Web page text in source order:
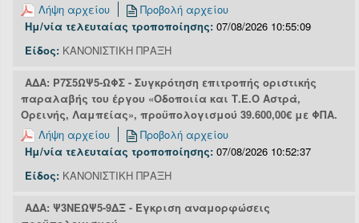
Λήψη αρχείου
Προβολή αρχείου
Ημ/νία τελευταίας τροποποίησης: 07/08/2026 10:55:09
Είδος: ΚΑΝΟΝΙΣΤΙΚΗ ΠΡΑΞΗ
ΑΔΑ: Ρ7Σ5ΩΨ5-ΩΦΣ - Συγκρότηση επιτροπής οριστικής
παραλαβής του έργου «Οδοποιία και Τ.Ε.Ο Αστρά,
Ορεινής, Λαμπείας», προϋπολογισμού 39.600,00€ με ΦΠΑ.
Λήψη αρχείου
Προβολή αρχείου
Ημ/νία τελευταίας τροποποίησης: 07/08/2026 10:52:37
Είδος: ΚΑΝΟΝΙΣΤΙΚΗ ΠΡΑΞΗ
ΑΔΑ: Ψ3ΝΕΩΨ5-9ΔΞ - Έγκριση αναμορφώσεις